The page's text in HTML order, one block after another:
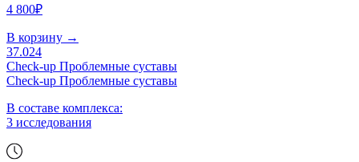
4 800₽
В корзину →
37.024
Check-up Проблемные суставы
Check-up Проблемные суставы
В составе комплекса:
3 исследования